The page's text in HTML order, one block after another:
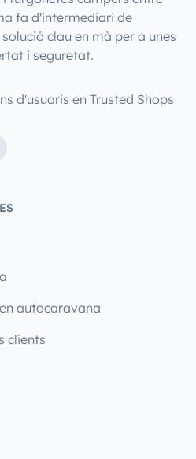
fa d'intermediari de
clau en mà per a unes
i seguretat.
d'usuaris en Trusted Shops
autocaravana
clients